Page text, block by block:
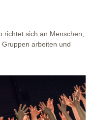
sich an Menschen,
arbeiten und
und
HEIDELBERG.DE